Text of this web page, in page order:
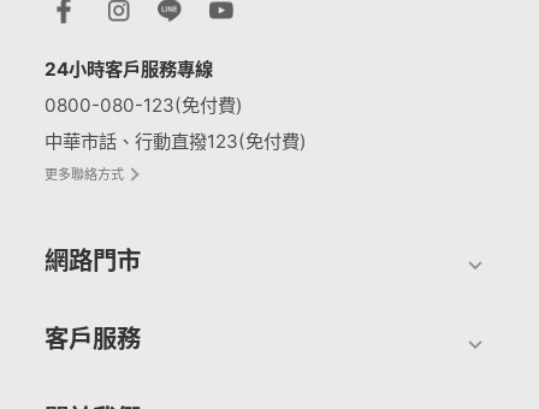
24小時客戶服務專線
0800-080-123(免付費)
中華市話、行動直撥123(免付費)
更多聯絡方式
網路門市
客戶服務